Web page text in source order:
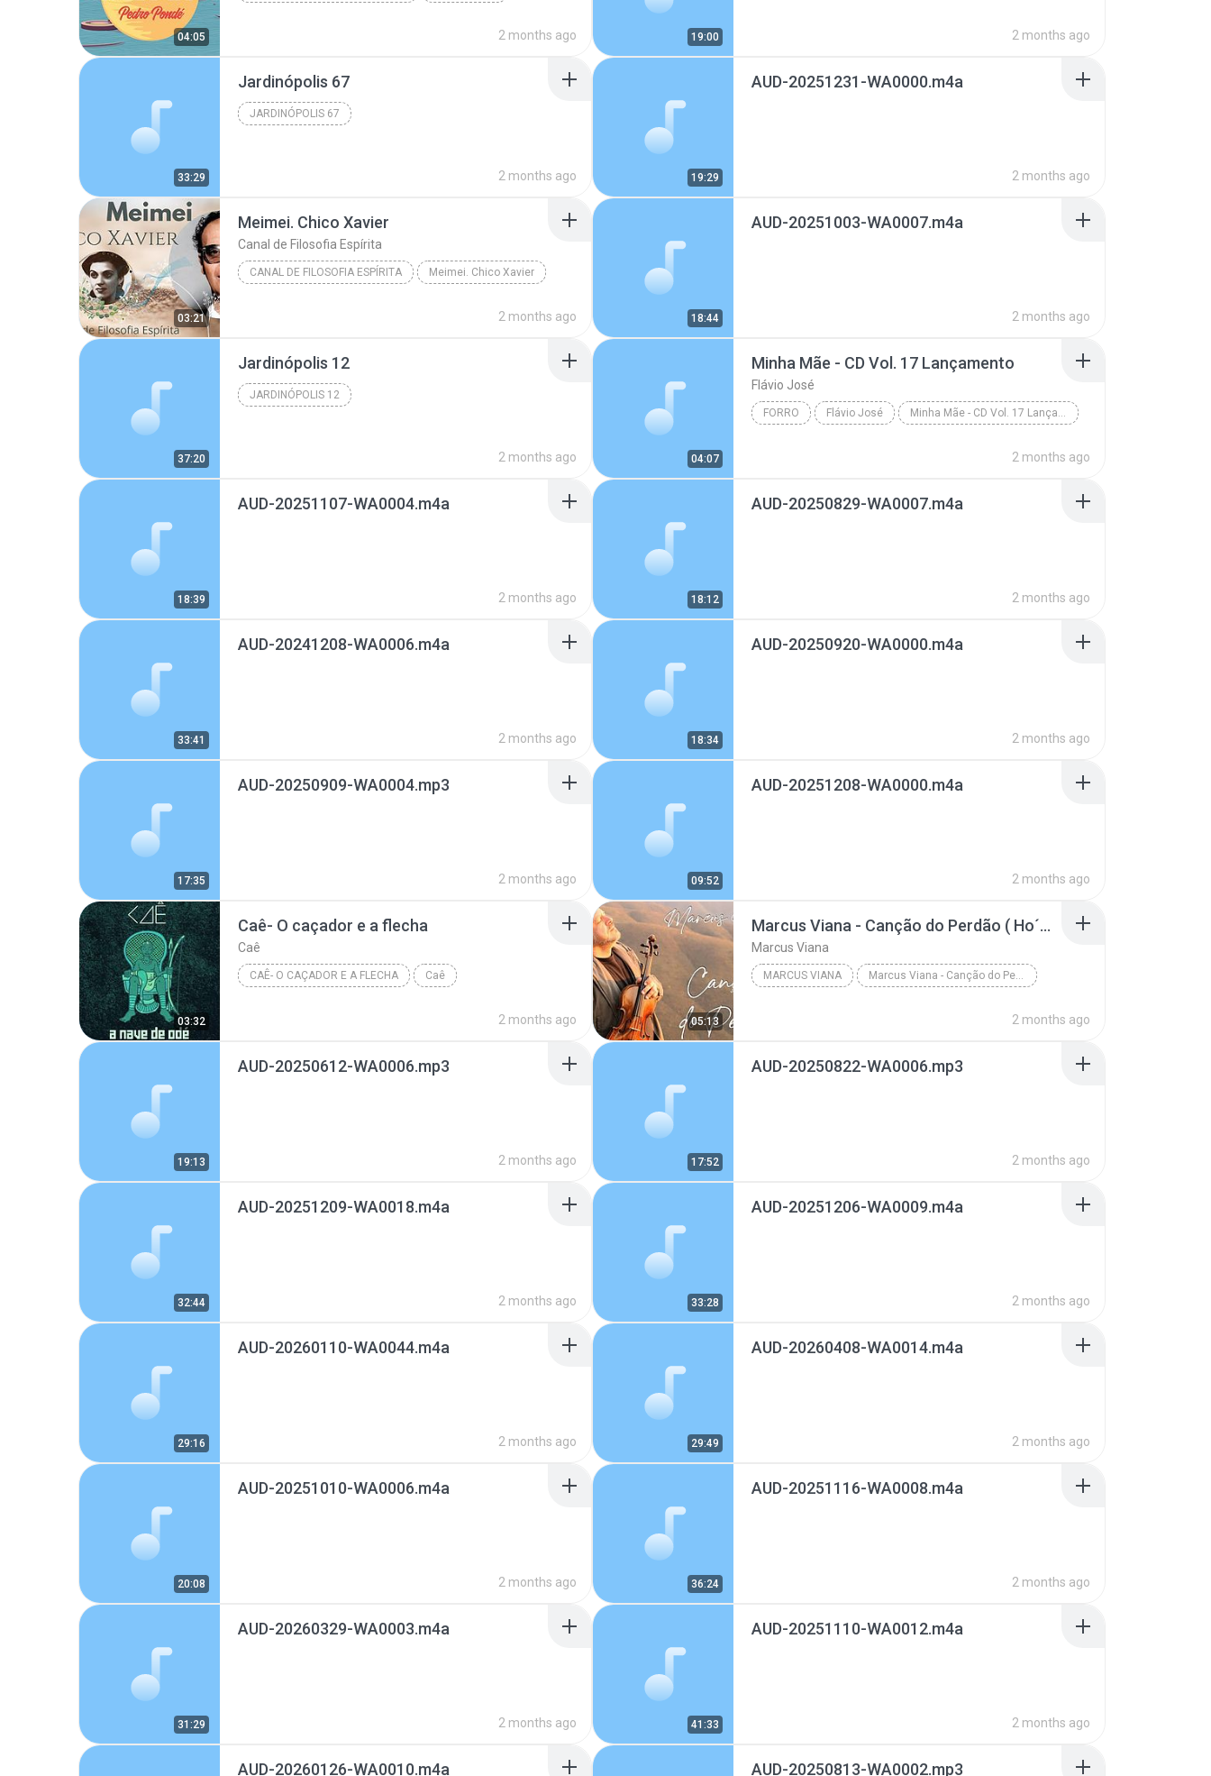
04:05 2 months ago 19:00 2 months ago
33:29
Jardinópolis 67
JARDINÓPOLIS 67
2 months ago 19:29
AUD-20251231-WA0000.m4a
2 months ago
03:21
Meimei. Chico Xavier
Canal de Filosofia Espírita
CANAL DE FILOSOFIA ESPÍRITA Meimei. Chico Xavier
2 months ago 18:44
AUD-20251003-WA0007.m4a
2 months ago
37:20
Jardinópolis 12
JARDINÓPOLIS 12
2 months ago 04:07
Minha Mãe - CD Vol. 17 Lançamento
Flávio José
FORRO Flávio José Minha Mãe - CD Vol. 17 Lançamento
2 months ago
18:39
AUD-20251107-WA0004.m4a
2 months ago 18:12
AUD-20250829-WA0007.m4a
2 months ago
33:41
AUD-20241208-WA0006.m4a
2 months ago 18:34
AUD-20250920-WA0000.m4a
2 months ago
17:35
AUD-20250909-WA0004.mp3
2 months ago 09:52
AUD-20251208-WA0000.m4a
2 months ago
03:32
Caê- O caçador e a flecha
Caê
CAÊ- O CAÇADOR E A FLECHA Caê
2 months ago 05:13
Marcus Viana - Canção do Perdão ( Ho´Oponopono )
Marcus Viana
MARCUS VIANA Marcus Viana - Canção do Perdão ( Ho´Oponopono )
2 months ago
19:13
AUD-20250612-WA0006.mp3
2 months ago 17:52
AUD-20250822-WA0006.mp3
2 months ago
32:44
AUD-20251209-WA0018.m4a
2 months ago 33:28
AUD-20251206-WA0009.m4a
2 months ago
29:16
AUD-20260110-WA0044.m4a
2 months ago 29:49
AUD-20260408-WA0014.m4a
2 months ago
20:08
AUD-20251010-WA0006.m4a
2 months ago 36:24
AUD-20251116-WA0008.m4a
2 months ago
31:29
AUD-20260329-WA0003.m4a
2 months ago 41:33
AUD-20251110-WA0012.m4a
2 months ago
AUD-20260126-WA0010.m4a AUD-20250813-WA0002.mp3